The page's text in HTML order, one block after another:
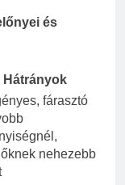
és
Hátrányok
fárasztó
nehezebb